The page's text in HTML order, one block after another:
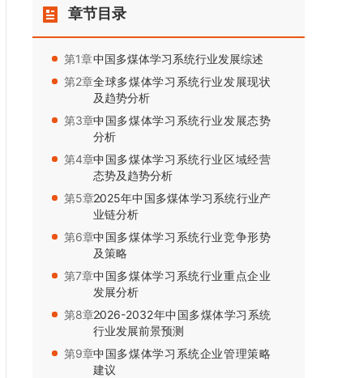
章节目录
第1章：中国多煤体学习系统行业发展综述
第2章：全球多煤体学习系统行业发展现状
及趋势分析
第3章：中国多煤体学习系统行业发展态势
分析
第4章：中国多煤体学习系统行业区域经营
态势及趋势分析
第5章：2025年中国多煤体学习系统行业产
业链分析
第6章：中国多煤体学习系统行业竞争形势
及策略
第7章：中国多煤体学习系统行业重点企业
发展分析
第8章：2026-2032年中国多煤体学习系统
行业发展前景预测
第9章：中国多煤体学习系统企业管理策略
建议